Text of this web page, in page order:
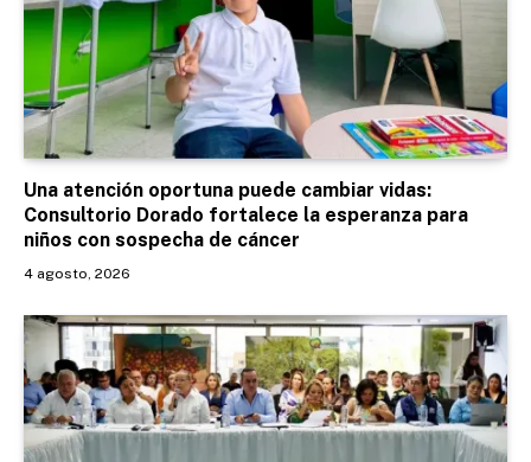
Una atención oportuna puede cambiar vidas:
Consultorio Dorado fortalece la esperanza para
niños con sospecha de cáncer
4 agosto, 2026